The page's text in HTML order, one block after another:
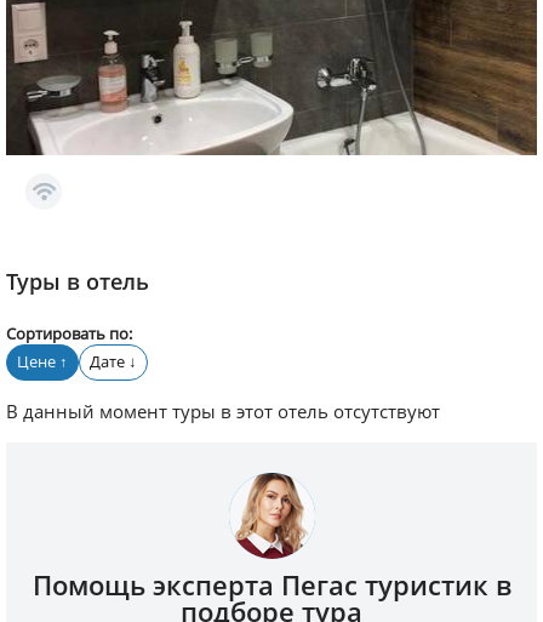
Туры в отель
Сортировать по:
Цене ↑ Дате ↓
В данный момент туры в этот отель отсутствуют
Помощь эксперта Пегас туристик в
подборе тура